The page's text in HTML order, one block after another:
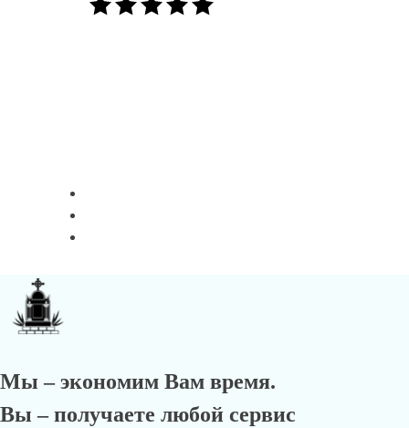
Мы – экономим Вам время.
Вы – получаете любой сервис